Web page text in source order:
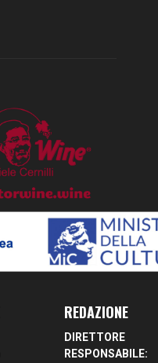
REDAZIONE
DIRETTORE
RESPONSABILE: